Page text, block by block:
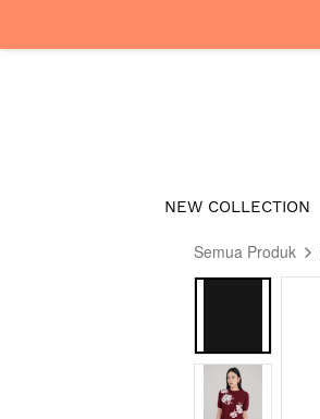
NEW COLLECTION
Semua Produk